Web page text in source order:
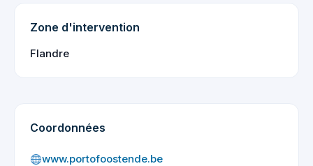
Zone d'intervention
Flandre
Coordonnées
www.portofoostende.be